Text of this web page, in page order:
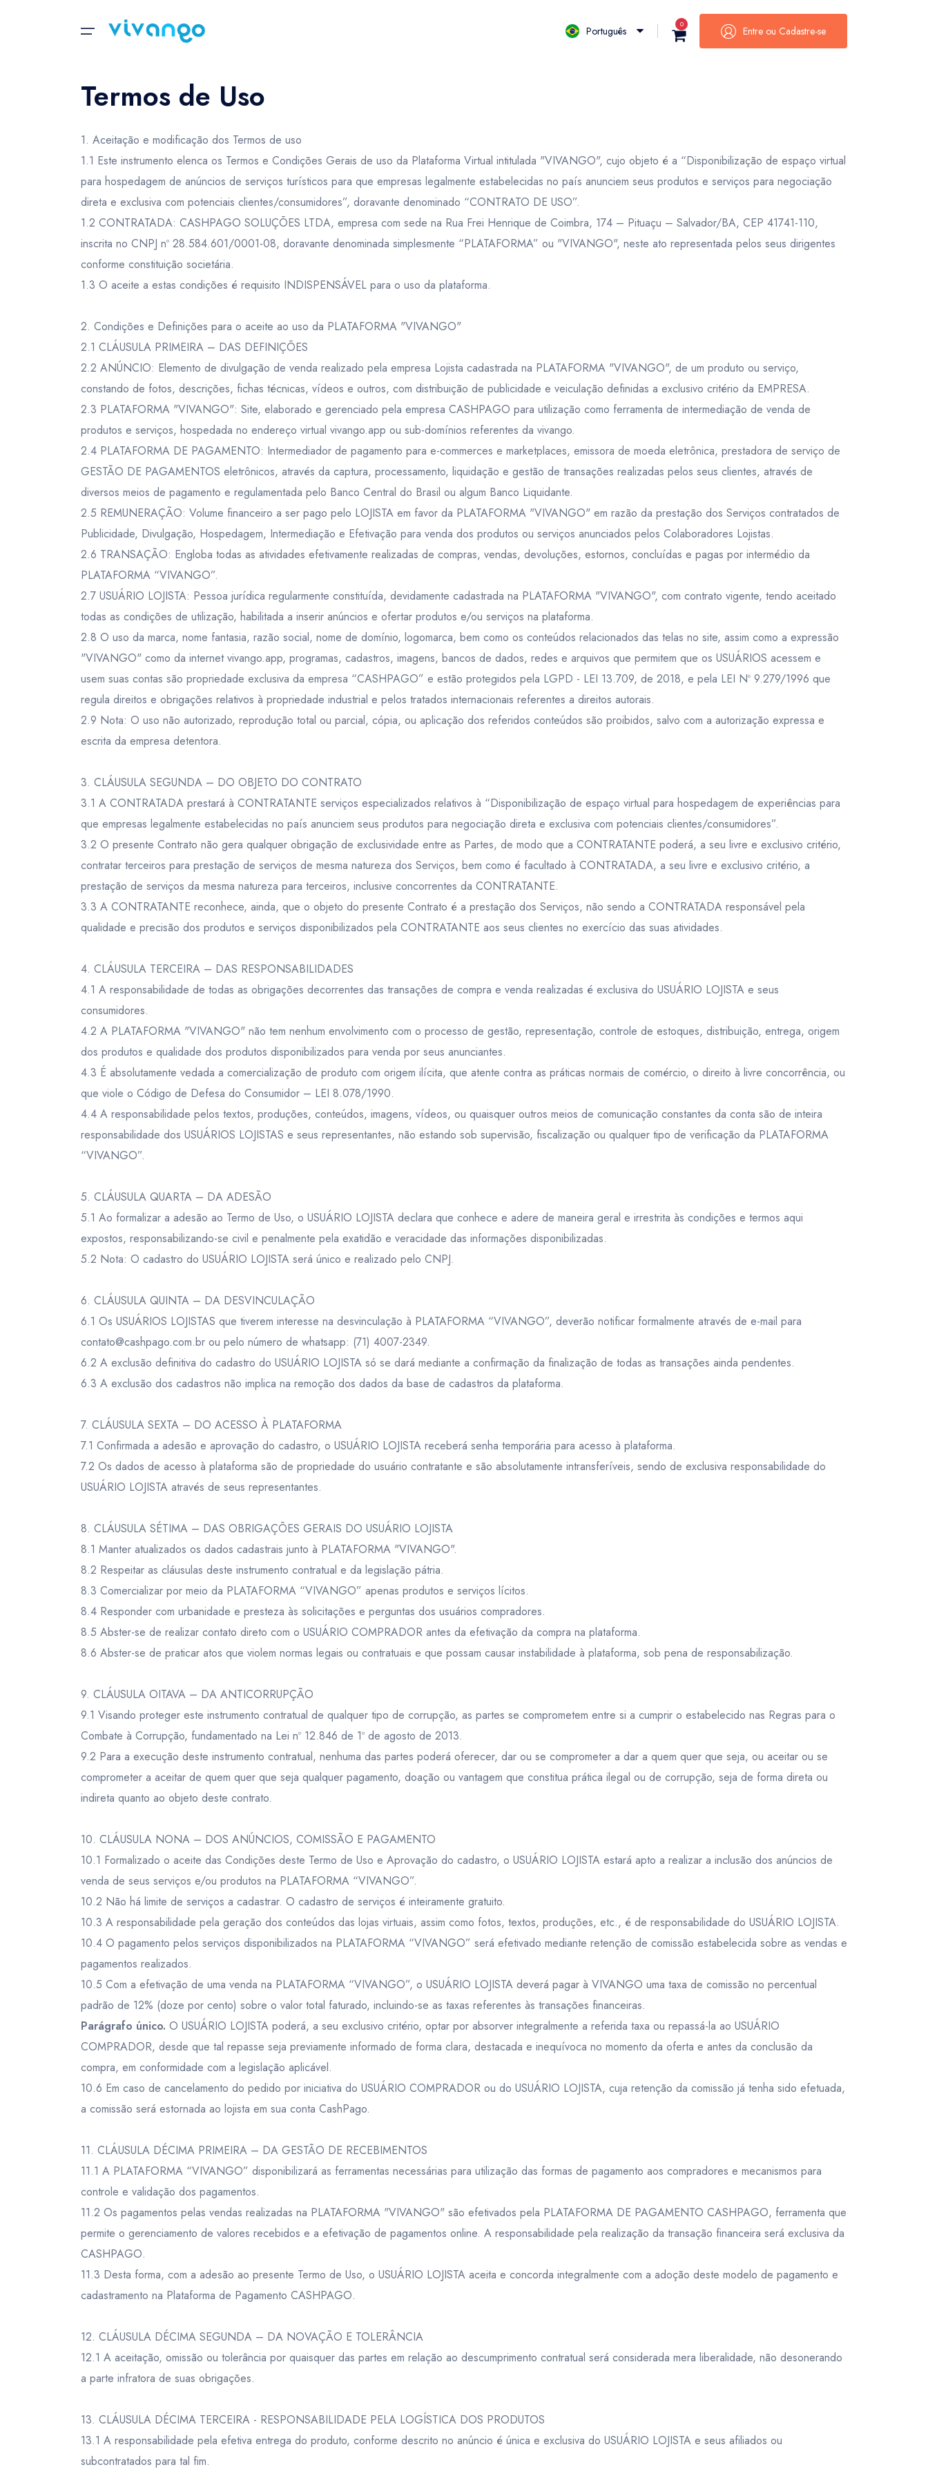
Viva sua história...
Aventura
Náutico
Trilhas
Natureza
Parques
Transfer
Pôr do Sol
Cultural
Rural
Etnoturismo
Enoturismo
Neve
Português 0 Entre ou Cadastre-se
Termos de Uso
1. Aceitação e modificação dos Termos de uso
1.1 Este instrumento elenca os Termos e Condições Gerais de uso da Plataforma Virtual intitulada "VIVANGO", cujo objeto é a “Disponibilização de espaço virtual
para hospedagem de anúncios de serviços turísticos para que empresas legalmente estabelecidas no país anunciem seus produtos e serviços para negociação
direta e exclusiva com potenciais clientes/consumidores”, doravante denominado “CONTRATO DE USO”.
1.2 CONTRATADA: CASHPAGO SOLUÇÕES LTDA, empresa com sede na Rua Frei Henrique de Coimbra, 174 – Pituaçu – Salvador/BA, CEP 41741-110,
inscrita no CNPJ nº 28.584.601/0001-08, doravante denominada simplesmente “PLATAFORMA” ou "VIVANGO", neste ato representada pelos seus dirigentes
conforme constituição societária.
1.3 O aceite a estas condições é requisito INDISPENSÁVEL para o uso da plataforma.
2. Condições e Definições para o aceite ao uso da PLATAFORMA "VIVANGO"
2.1 CLÁUSULA PRIMEIRA – DAS DEFINIÇÕES
2.2 ANÚNCIO: Elemento de divulgação de venda realizado pela empresa Lojista cadastrada na PLATAFORMA "VIVANGO", de um produto ou serviço,
constando de fotos, descrições, fichas técnicas, vídeos e outros, com distribuição de publicidade e veiculação definidas a exclusivo critério da EMPRESA.
2.3 PLATAFORMA "VIVANGO": Site, elaborado e gerenciado pela empresa CASHPAGO para utilização como ferramenta de intermediação de venda de
produtos e serviços, hospedada no endereço virtual vivango.app ou sub-domínios referentes da vivango.
2.4 PLATAFORMA DE PAGAMENTO: Intermediador de pagamento para e-commerces e marketplaces, emissora de moeda eletrônica, prestadora de serviço de
GESTÃO DE PAGAMENTOS eletrônicos, através da captura, processamento, liquidação e gestão de transações realizadas pelos seus clientes, através de
diversos meios de pagamento e regulamentada pelo Banco Central do Brasil ou algum Banco Liquidante.
2.5 REMUNERAÇÃO: Volume financeiro a ser pago pelo LOJISTA em favor da PLATAFORMA "VIVANGO" em razão da prestação dos Serviços contratados de
Publicidade, Divulgação, Hospedagem, Intermediação e Efetivação para venda dos produtos ou serviços anunciados pelos Colaboradores Lojistas.
2.6 TRANSAÇÃO: Engloba todas as atividades efetivamente realizadas de compras, vendas, devoluções, estornos, concluídas e pagas por intermédio da
PLATAFORMA “VIVANGO”.
2.7 USUÁRIO LOJISTA: Pessoa jurídica regularmente constituída, devidamente cadastrada na PLATAFORMA "VIVANGO", com contrato vigente, tendo aceitado
todas as condições de utilização, habilitada a inserir anúncios e ofertar produtos e/ou serviços na plataforma.
2.8 O uso da marca, nome fantasia, razão social, nome de domínio, logomarca, bem como os conteúdos relacionados das telas no site, assim como a expressão
"VIVANGO" como da internet vivango.app, programas, cadastros, imagens, bancos de dados, redes e arquivos que permitem que os USUÁRIOS acessem e
usem suas contas são propriedade exclusiva da empresa “CASHPAGO” e estão protegidos pela LGPD - LEI 13.709, de 2018, e pela LEI Nº 9.279/1996 que
regula direitos e obrigações relativos à propriedade industrial e pelos tratados internacionais referentes a direitos autorais.
2.9 Nota: O uso não autorizado, reprodução total ou parcial, cópia, ou aplicação dos referidos conteúdos são proibidos, salvo com a autorização expressa e
escrita da empresa detentora.
3. CLÁUSULA SEGUNDA – DO OBJETO DO CONTRATO
3.1 A CONTRATADA prestará à CONTRATANTE serviços especializados relativos à “Disponibilização de espaço virtual para hospedagem de experiências para
que empresas legalmente estabelecidas no país anunciem seus produtos para negociação direta e exclusiva com potenciais clientes/consumidores”.
3.2 O presente Contrato não gera qualquer obrigação de exclusividade entre as Partes, de modo que a CONTRATANTE poderá, a seu livre e exclusivo critério,
contratar terceiros para prestação de serviços de mesma natureza dos Serviços, bem como é facultado à CONTRATADA, a seu livre e exclusivo critério, a
prestação de serviços da mesma natureza para terceiros, inclusive concorrentes da CONTRATANTE.
3.3 A CONTRATANTE reconhece, ainda, que o objeto do presente Contrato é a prestação dos Serviços, não sendo a CONTRATADA responsável pela
qualidade e precisão dos produtos e serviços disponibilizados pela CONTRATANTE aos seus clientes no exercício das suas atividades.
4. CLÁUSULA TERCEIRA – DAS RESPONSABILIDADES
4.1 A responsabilidade de todas as obrigações decorrentes das transações de compra e venda realizadas é exclusiva do USUÁRIO LOJISTA e seus
consumidores.
4.2 A PLATAFORMA "VIVANGO" não tem nenhum envolvimento com o processo de gestão, representação, controle de estoques, distribuição, entrega, origem
dos produtos e qualidade dos produtos disponibilizados para venda por seus anunciantes.
4.3 É absolutamente vedada a comercialização de produto com origem ilícita, que atente contra as práticas normais de comércio, o direito à livre concorrência, ou
que viole o Código de Defesa do Consumidor – LEI 8.078/1990.
4.4 A responsabilidade pelos textos, produções, conteúdos, imagens, vídeos, ou quaisquer outros meios de comunicação constantes da conta são de inteira
responsabilidade dos USUÁRIOS LOJISTAS e seus representantes, não estando sob supervisão, fiscalização ou qualquer tipo de verificação da PLATAFORMA
“VIVANGO”.
5. CLÁUSULA QUARTA – DA ADESÃO
5.1 Ao formalizar a adesão ao Termo de Uso, o USUÁRIO LOJISTA declara que conhece e adere de maneira geral e irrestrita às condições e termos aqui
expostos, responsabilizando-se civil e penalmente pela exatidão e veracidade das informações disponibilizadas.
5.2 Nota: O cadastro do USUÁRIO LOJISTA será único e realizado pelo CNPJ.
6. CLÁUSULA QUINTA – DA DESVINCULAÇÃO
6.1 Os USUÁRIOS LOJISTAS que tiverem interesse na desvinculação à PLATAFORMA “VIVANGO”, deverão notificar formalmente através de e-mail para
contato@cashpago.com.br ou pelo número de whatsapp: (71) 4007-2349.
6.2 A exclusão definitiva do cadastro do USUÁRIO LOJISTA só se dará mediante a confirmação da finalização de todas as transações ainda pendentes.
6.3 A exclusão dos cadastros não implica na remoção dos dados da base de cadastros da plataforma.
7. CLÁUSULA SEXTA – DO ACESSO À PLATAFORMA
7.1 Confirmada a adesão e aprovação do cadastro, o USUÁRIO LOJISTA receberá senha temporária para acesso à plataforma.
7.2 Os dados de acesso à plataforma são de propriedade do usuário contratante e são absolutamente intransferíveis, sendo de exclusiva responsabilidade do
USUÁRIO LOJISTA através de seus representantes.
8. CLÁUSULA SÉTIMA – DAS OBRIGAÇÕES GERAIS DO USUÁRIO LOJISTA
8.1 Manter atualizados os dados cadastrais junto à PLATAFORMA "VIVANGO".
8.2 Respeitar as cláusulas deste instrumento contratual e da legislação pátria.
8.3 Comercializar por meio da PLATAFORMA “VIVANGO” apenas produtos e serviços lícitos.
8.4 Responder com urbanidade e presteza às solicitações e perguntas dos usuários compradores.
8.5 Abster-se de realizar contato direto com o USUÁRIO COMPRADOR antes da efetivação da compra na plataforma.
8.6 Abster-se de praticar atos que violem normas legais ou contratuais e que possam causar instabilidade à plataforma, sob pena de responsabilização.
9. CLÁUSULA OITAVA – DA ANTICORRUPÇÃO
9.1 Visando proteger este instrumento contratual de qualquer tipo de corrupção, as partes se comprometem entre si a cumprir o estabelecido nas Regras para o
Combate à Corrupção, fundamentado na Lei nº 12.846 de 1º de agosto de 2013.
9.2 Para a execução deste instrumento contratual, nenhuma das partes poderá oferecer, dar ou se comprometer a dar a quem quer que seja, ou aceitar ou se
comprometer a aceitar de quem quer que seja qualquer pagamento, doação ou vantagem que constitua prática ilegal ou de corrupção, seja de forma direta ou
indireta quanto ao objeto deste contrato.
10. CLÁUSULA NONA – DOS ANÚNCIOS, COMISSÃO E PAGAMENTO
10.1 Formalizado o aceite das Condições deste Termo de Uso e Aprovação do cadastro, o USUÁRIO LOJISTA estará apto a realizar a inclusão dos anúncios de
venda de seus serviços e/ou produtos na PLATAFORMA “VIVANGO”.
10.2 Não há limite de serviços a cadastrar. O cadastro de serviços é inteiramente gratuito.
10.3 A responsabilidade pela geração dos conteúdos das lojas virtuais, assim como fotos, textos, produções, etc., é de responsabilidade do USUÁRIO LOJISTA.
10.4 O pagamento pelos serviços disponibilizados na PLATAFORMA “VIVANGO” será efetivado mediante retenção de comissão estabelecida sobre as vendas e
pagamentos realizados.
10.5 Com a efetivação de uma venda na PLATAFORMA “VIVANGO”, o USUÁRIO LOJISTA deverá pagar à VIVANGO uma taxa de comissão no percentual
padrão de 12% (doze por cento) sobre o valor total faturado, incluindo-se as taxas referentes às transações financeiras.
Parágrafo único. O USUÁRIO LOJISTA poderá, a seu exclusivo critério, optar por absorver integralmente a referida taxa ou repassá-la ao USUÁRIO
COMPRADOR, desde que tal repasse seja previamente informado de forma clara, destacada e inequívoca no momento da oferta e antes da conclusão da
compra, em conformidade com a legislação aplicável.
10.6 Em caso de cancelamento do pedido por iniciativa do USUÁRIO COMPRADOR ou do USUÁRIO LOJISTA, cuja retenção da comissão já tenha sido efetuada,
a comissão será estornada ao lojista em sua conta CashPago.
11. CLÁUSULA DÉCIMA PRIMEIRA – DA GESTÃO DE RECEBIMENTOS
11.1 A PLATAFORMA “VIVANGO” disponibilizará as ferramentas necessárias para utilização das formas de pagamento aos compradores e mecanismos para
controle e validação dos pagamentos.
11.2 Os pagamentos pelas vendas realizadas na PLATAFORMA "VIVANGO" são efetivados pela PLATAFORMA DE PAGAMENTO CASHPAGO, ferramenta que
permite o gerenciamento de valores recebidos e a efetivação de pagamentos online. A responsabilidade pela realização da transação financeira será exclusiva da
CASHPAGO.
11.3 Desta forma, com a adesão ao presente Termo de Uso, o USUÁRIO LOJISTA aceita e concorda integralmente com a adoção deste modelo de pagamento e
cadastramento na Plataforma de Pagamento CASHPAGO.
12. CLÁUSULA DÉCIMA SEGUNDA – DA NOVAÇÃO E TOLERÂNCIA
12.1 A aceitação, omissão ou tolerância por quaisquer das partes em relação ao descumprimento contratual será considerada mera liberalidade, não desonerando
a parte infratora de suas obrigações.
13. CLÁUSULA DÉCIMA TERCEIRA - RESPONSABILIDADE PELA LOGÍSTICA DOS PRODUTOS
13.1 A responsabilidade pela efetiva entrega do produto, conforme descrito no anúncio é única e exclusiva do USUÁRIO LOJISTA e seus afiliados ou
subcontratados para tal fim.
Política de Cancelamento
CANCELAMENTO DEVIDO AS CONDIÇÕES CLIMÁTICAS:
- Salientamos essa questão pois em dias de chuva, frio ou outras adversidades climáticas, estando o atrativo em funcionamento, a reserva somente
poderá ser cancelada com autorização.
- Estando sem condições climáticas de execução do passeio, evento ou serviço, será remarcado ou cancelado o voucher sem custo adicional.
COMO SOLICITAR O CANCELAMENTO, ALTERAÇÃO OU REEMBOLSO:
Para efetuar o cancelamento ou alteração do serviço você deve solicitar expressamente para o seguinte e-mail
WhatsApp+55 71 4007-2349, conforme prazos estabelecidos:
- Para cancelamento com reembolso deverá ser solicitado com até 48 horas antes do início do serviço e não será cobrado multa.
- Caso o serviço esteja com menos de 48hs para o início não será permitido o cancelamento.
- O não comparecimento do cliente no horário estabelecido será considerado“NO-SHOW”e cobrado o valor integral do atrativo do voucher.
Olá,
Meu Perfil
Minhas Compras
Meus Vouchers
Sair
Selecione o idioma
Português Inglês Espanhol Hebraico
Select your currency
United States dollar
USD- $
Australian dollar
AUD- $
Brazilian real
BRL- R$
Bulgarian lev
BGN- лв.
Canadian dollar
CAD- $
- $
Australian dollar
AUD
Brazilian real Bulgarian lev Canadian dollar
USD BRL - R$
United States dollar
USD - $
Australian dollar
AUD- $
Brazilian real
BRL- R$
Bulgarian lev
BGN- лв.
Canadian dollar
CAD- $